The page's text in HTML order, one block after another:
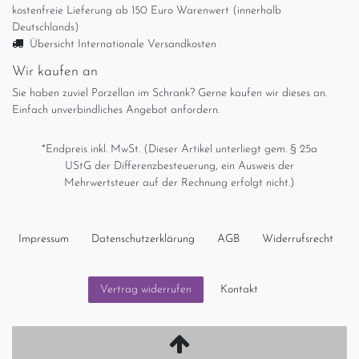
kostenfreie Lieferung ab 150 Euro Warenwert (innerhalb
Deutschlands)
Übersicht Internationale Versandkosten
Wir kaufen an
Sie haben zuviel Porzellan im Schrank? Gerne kaufen wir dieses an.
Einfach unverbindliches Angebot anfordern.
*Endpreis inkl. MwSt. (Dieser Artikel unterliegt gem. § 25a
UStG der Differenzbesteuerung, ein Ausweis der
Mehrwertsteuer auf der Rechnung erfolgt nicht.)
Impressum Daten­schutz­erklärung AGB Widerrufs­recht
Vertrag widerrufen Kontakt